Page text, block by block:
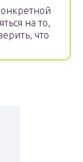
на то,
что